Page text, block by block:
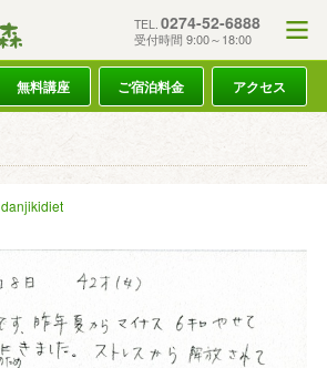
TEL. 0274-52-6888
受付時間 9:00～18:00
無料講座 ご宿泊料金 アクセス
danjikidiet